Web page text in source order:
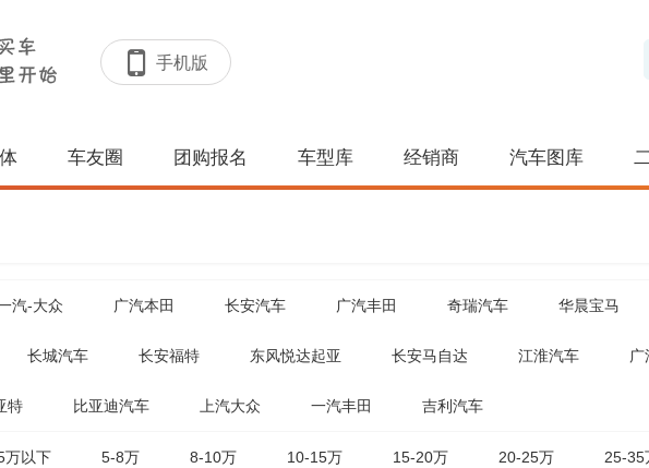
手机版
车友圈 团购报名 车型库 经销商 汽车图库
汽-大众 广汽本田 长安汽车 广汽丰田 奇瑞汽车 华晨宝马
长城汽车 长安福特 东风悦达起亚 长安马自达 江淮汽车 广
特 比亚迪汽车 上汽大众 一汽丰田 吉利汽车
万以下 5-8万 8-10万 10-15万 15-20万 20-25万 25-35